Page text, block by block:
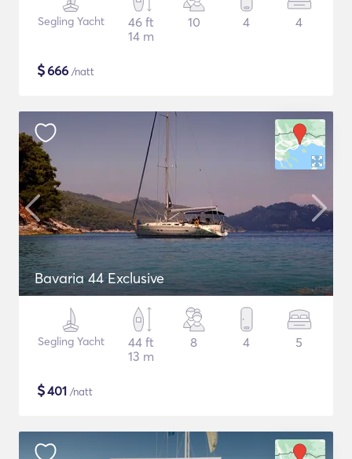
Segling Yacht
46 ft
14 m
10 4 4
$666 /natt
Bavaria 44 Exclusive
Segling Yacht
44 ft
13 m
8 4 5
$401 /natt